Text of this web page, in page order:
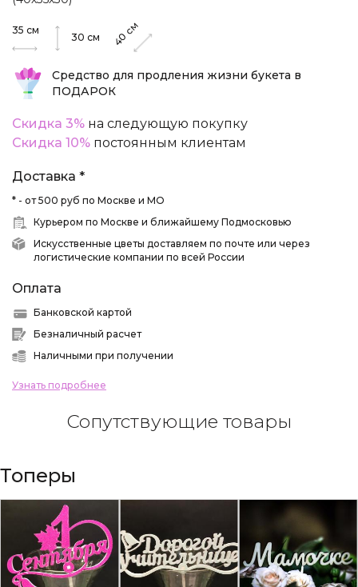
35 см
30 см 40
см
Средство для продления жизни букета в
ПОДАРОК
Скидка 3% на следующую покупку
Скидка 10% постоянным клиентам
Доставка *
* - от 500 руб по Москве и МО
Курьером по Москве и ближайшему Подмосковью
Искусственные цветы доставляем по почте или через
логистические компании по всей России
Оплата
Банковской картой
Безналичный расчет
Наличными при получении
Узнать подробнее
Сопутствующие товары
Топеры